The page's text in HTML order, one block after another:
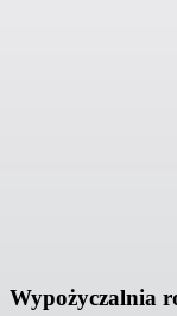
Wypożyczalnia